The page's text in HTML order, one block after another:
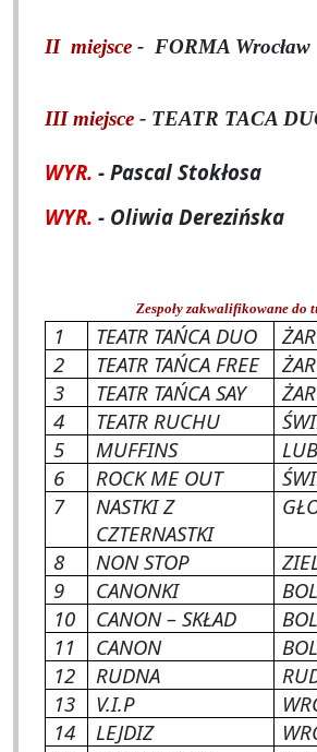
II miejsce - FORMA Wrocław
III miejsce - TEATR TACA
WYR. - Pascal Stokłosa
WYR. - Oliwia Derezińska
Zespoły zakwalifikowane do
1 TEATR TAŃCA DUO
2
TEATR TAŃCA FREE
3
TEATR TAŃCA SAY
4
TEATR RUCHU
5
MUFFINS
6
ROCK ME OUT
7
NASTKI Z
CZTERNASTKI
8 NON STOP
9
CANONKI
10
CANON – SKŁAD
11
CANON
12
RUDNA
13
V.I.P
14
LEJDIZ